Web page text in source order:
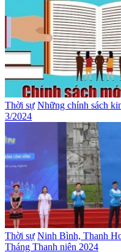
Thời sự Những chính sách
3/2024
Thời sự Ninh Bình, Thanh
Tháng Thanh niên 2024